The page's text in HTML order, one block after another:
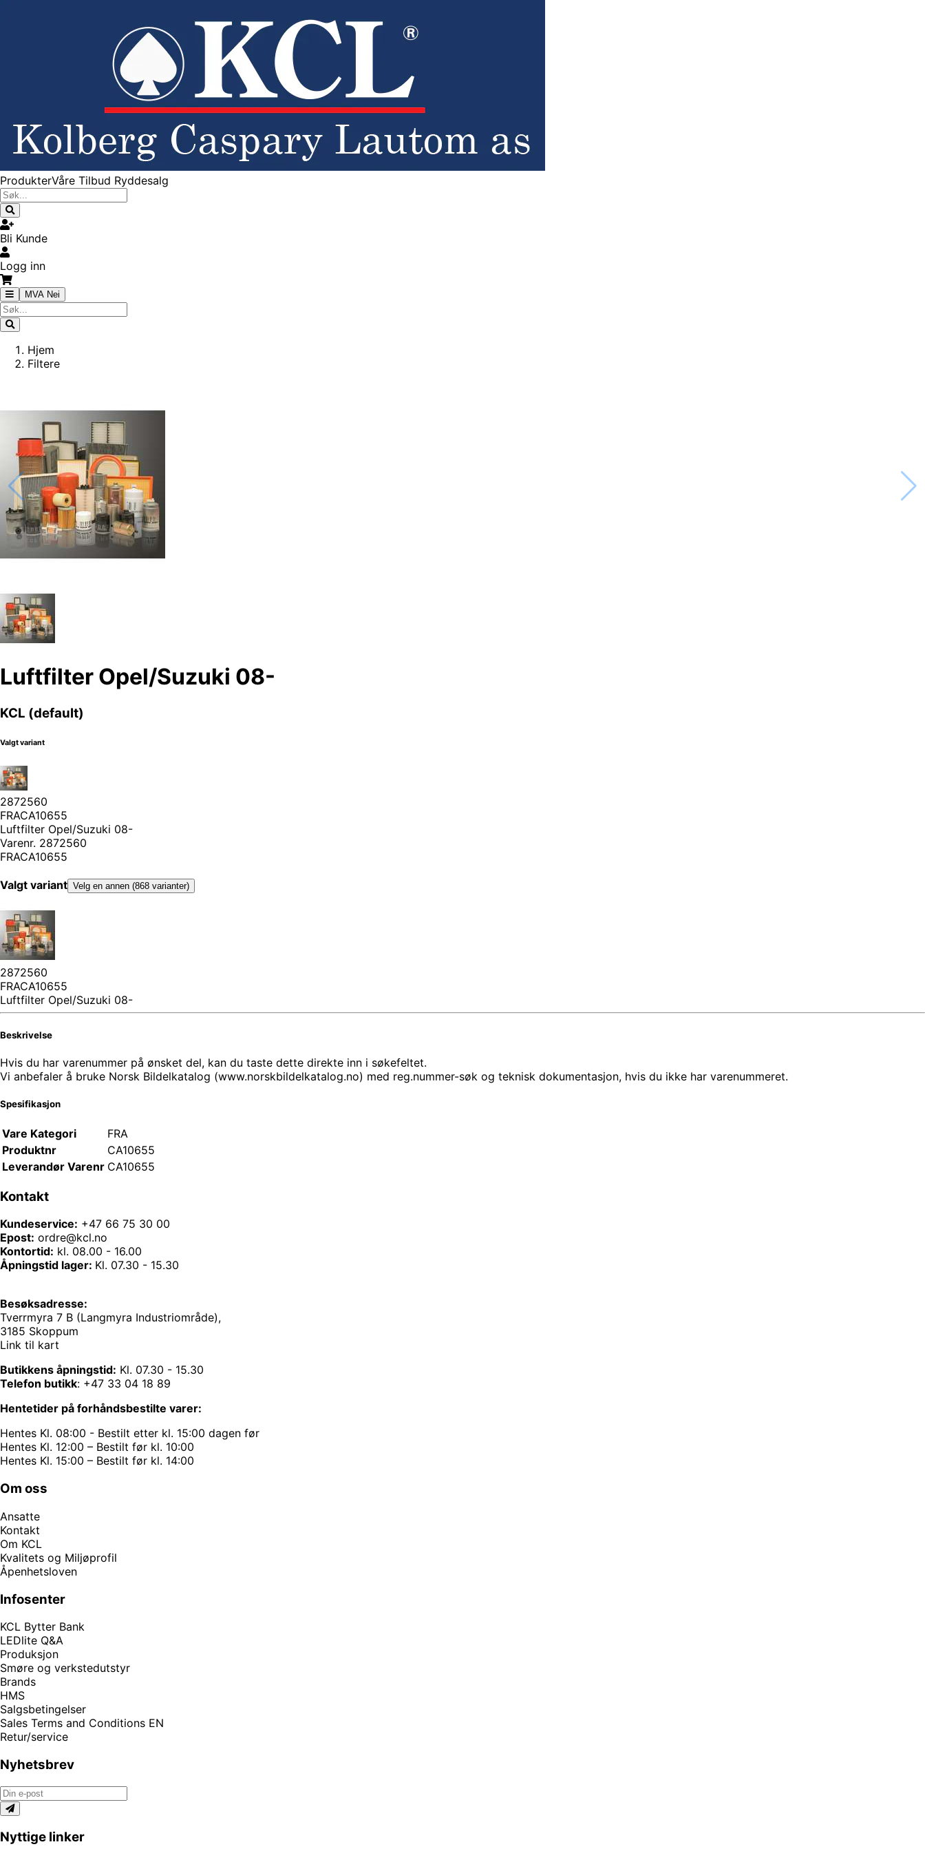
ProdukterVåre Tilbud Ryddesalg
Bli Kunde
Logg inn
MVA Nei
Hjem
Filtere
Luftfilter Opel/Suzuki 08-
KCL (default)
Valgt variant
2872560
FRACA10655
Luftfilter Opel/Suzuki 08-
Varenr. 2872560
FRACA10655
Valgt variant Velg en annen (868 varianter)
2872560
FRACA10655
Luftfilter Opel/Suzuki 08-
Beskrivelse
Hvis du har varenummer på ønsket del, kan du taste dette direkte inn i søkefeltet.
Vi anbefaler å bruke Norsk Bildelkatalog (www.norskbildelkatalog.no) med reg.nummer-søk og teknisk dokumentasjon, hvis du ikke har varenummeret.
Spesifikasjon
Vare Kategori
FRA
Produktnr
CA10655
Leverandør Varenr CA10655
Kontakt
Kundeservice: +47 66 75 30 00
Epost: ordre@kcl.no
Kontortid: kl. 08.00 - 16.00
Åpningstid lager: Kl. 07.30 - 15.30
Besøksadresse:
Tverrmyra 7 B (Langmyra Industriområde),
3185 Skoppum
Link til kart
Butikkens åpningstid: Kl. 07.30 - 15.30
Telefon butikk: +47 33 04 18 89
Hentetider på forhåndsbestilte varer:
Hentes Kl. 08:00 - Bestilt etter kl. 15:00 dagen før
Hentes Kl. 12:00 – Bestilt før kl. 10:00
Hentes Kl. 15:00 – Bestilt før kl. 14:00
Om oss
Ansatte
Kontakt
Om KCL
Kvalitets og Miljøprofil
Åpenhetsloven
Infosenter
KCL Bytter Bank
LEDlite Q&A
Produksjon
Smøre og verkstedutstyr
Brands
HMS
Salgsbetingelser
Sales Terms and Conditions EN
Retur/service
Nyhetsbrev
Nyttige linker